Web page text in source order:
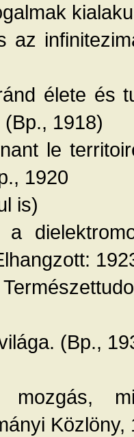
az
élete és
1918)
le
1920
is)
(Bp.,
mozgás,
Közlöny,